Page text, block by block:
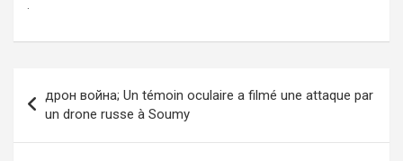
.
de
l’article
дрон война; Un témoin oculaire a filmé une attaque par
un drone russe à Soumy